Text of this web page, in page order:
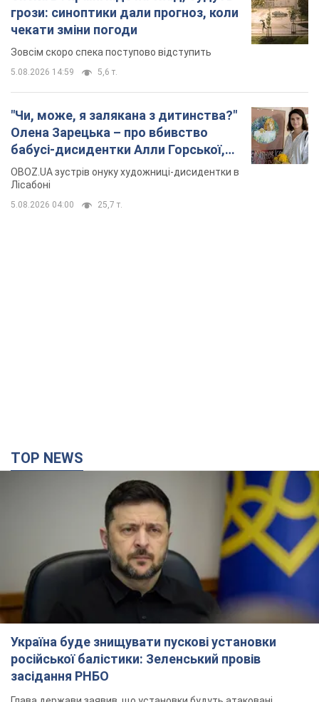
5.08.2026 04:00 25,7 т.
Україна буде знищувати пускові установки
російської балістики: Зеленський провів
Глава держави заявив, що установки будуть атаковані
118,1 т.
У липні армія РФ втратила рекордну кількість
БпЛА, човнів і катерів: в Міноборони
оприлюднили статистику
Минулого місяця також зросли втрати РФ у живій силі, танках
та кількість уражень на великій відстані
8 годин тому